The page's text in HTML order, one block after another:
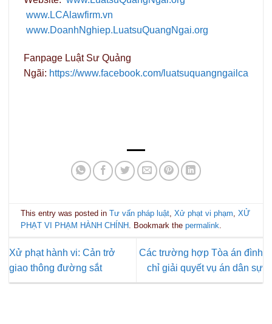
www.LCAlawfirm.vn
www.DoanhNghiep.LuatsuQuangNgai.org
Fanpage Luật Sư Quảng
Ngãi: https://www.facebook.com/luatsuquangngailca
This entry was posted inTư vấn pháp luật,Xử phạt vi phạm,XỬ
PHẠT VI PHẠM HÀNH CHÍNH . Bookmark thepermalink.
Xử phạt hành vi: Cản trở
giao thông đường sắt
Các trường hợp Tòa án đình
chỉ giải quyết vụ án dân sự